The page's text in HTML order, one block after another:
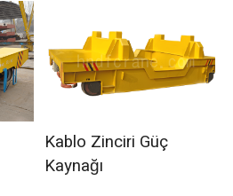
Kablo Zinciri Güç
Kaynağı